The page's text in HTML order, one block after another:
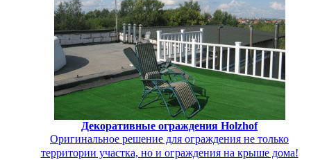
Декоративные ограждения Holzhof
Оригинальное решение для ограждения не только
территории участка, но и ограждения на крыше дома!